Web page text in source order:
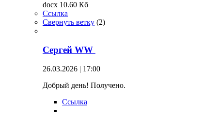
docx 10.60 Кб
Ссылка
Свернуть ветку (2)
Сергей WW
26.03.2026 | 17:00
Добрый день! Получено.
Ссылка